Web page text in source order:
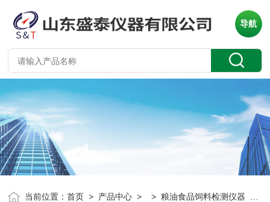
导航
当前位置：首页 > 产品中心 > >粮油食品饲料检测仪器